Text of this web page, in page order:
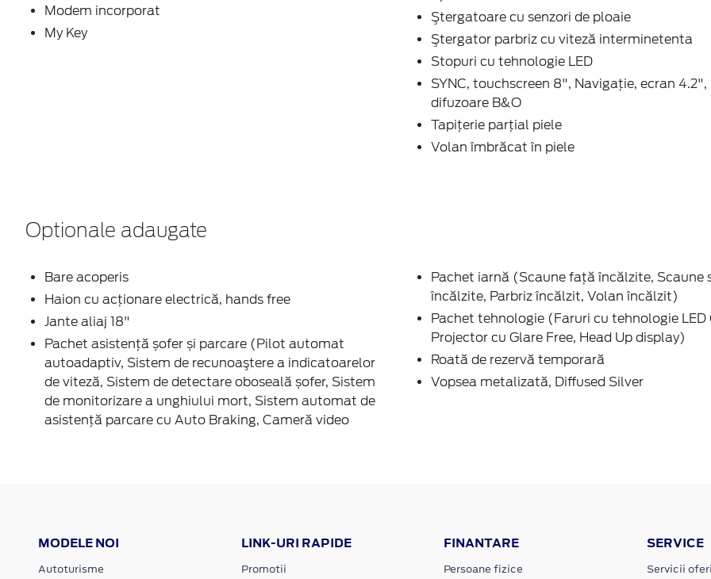
Modem incorporat
My Key
Ştergatoare cu senzori de ploaie
Ştergator parbriz cu viteză interminetenta
Stopuri cu tehnologie LED
SYNC, touchscreen 8", Navigaţie, ecran 4.2",
difuzoare B&O
Tapițerie parţial piele
Volan îmbrăcat în piele
Optionale adaugate
Bare acoperis
Haion cu acţionare electrică, hands free
Jante aliaj 18"
Pachet asistență șofer și parcare (Pilot automat
autoadaptiv, Sistem de recunoaştere a indicatoarelor
de viteză, Sistem de detectare oboseală șofer, Sistem
de monitorizare a unghiului mort, Sistem automat de
asistență parcare cu Auto Braking, Cameră video
Pachet iarnă (Scaune față încălzite, Scaune
încălzite, Parbriz încălzit, Volan încălzit)
Pachet tehnologie (Faruri cu tehnologie LED
Projector cu Glare Free, Head Up display)
Roată de rezervă temporară
Vopsea metalizată, Diffused Silver
MODELE NOI
Autoturisme
LINK-URI RAPIDE
Promotii
FINANTARE
Persoane fizice
SERVICE
Servicii